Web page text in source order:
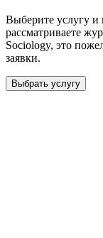
Выберите услугу
рассматриваете
Sociology, это
заявки.
Выбрать услугу